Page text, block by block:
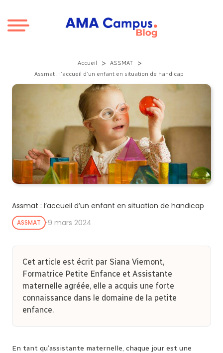
Accueil > ASSMAT >
Assmat : l’accueil d’un enfant en situation de handicap
Assmat : l’accueil d’un enfant en situation de handicap
ASSMAT ⸱9 mars 2024
Cet article est écrit par Siana Viemont,
Formatrice Petite Enfance et Assistante
maternelle agréée, elle a acquis une forte
connaissance dans le domaine de la petite
enfance.
En tant qu’assistante maternelle, chaque jour est une